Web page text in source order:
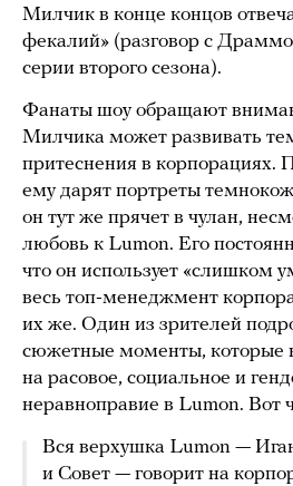
Милчик в конце концов
фекалий» (разговор с
серии второго сезона).
Фанаты шоу обращают
Милчика может развивать
притеснения в корпорациях.
ему дарят портреты
он тут же прячет в чулан,
любовь к Lumon. Его
что он использует «слишком
весь топ-менеджмент
их же. Один из зрителей
сюжетные моменты, которые
на расовое, социальное и
неравноправие в Lumon. Вот
Вся верхушка Lumon —
и Совет — говорит на